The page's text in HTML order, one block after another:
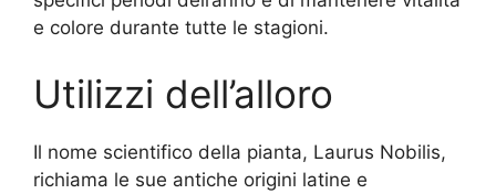
e colore durante tutte le stagioni.
Utilizzi dell’alloro
Il nome scientifico della pianta, Laurus Nobilis,
richiama le sue antiche origini latine e